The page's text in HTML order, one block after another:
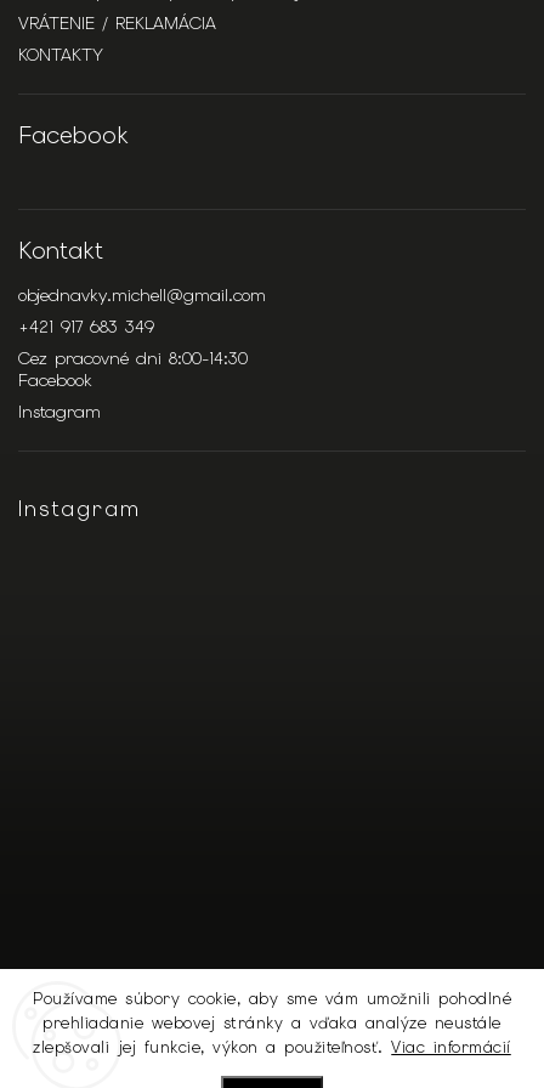
Používame súbory cookie, aby sme vám umožnili pohodlné
prehliadanie webovej stránky a vďaka analýze neustále
zlepšovali jej funkcie, výkon a použiteľnosť.Viac informácií
VRÁTENIE / REKLAMÁCIA
KONTAKTY
Facebook
Kontakt
objednavky.michell@gmail.com
+421 917 683 349
Cez pracovné dni 8:00-14:30
Facebook
Instagram
Instagram
Sledovať na Instagrame